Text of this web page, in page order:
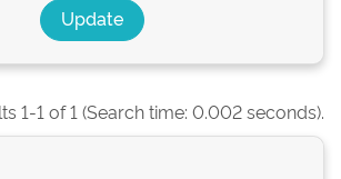
1-1 of 1 (Search time: 0.002 seconds).